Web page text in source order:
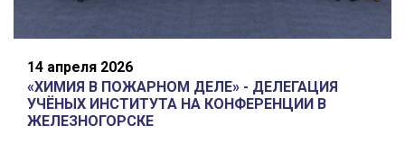
14 апреля 2026
«ХИМИЯ В ПОЖАРНОМ ДЕЛЕ» - ДЕЛЕГАЦИЯ
УЧЁНЫХ ИНСТИТУТА НА КОНФЕРЕНЦИИ В
ЖЕЛЕЗНОГОРСКЕ